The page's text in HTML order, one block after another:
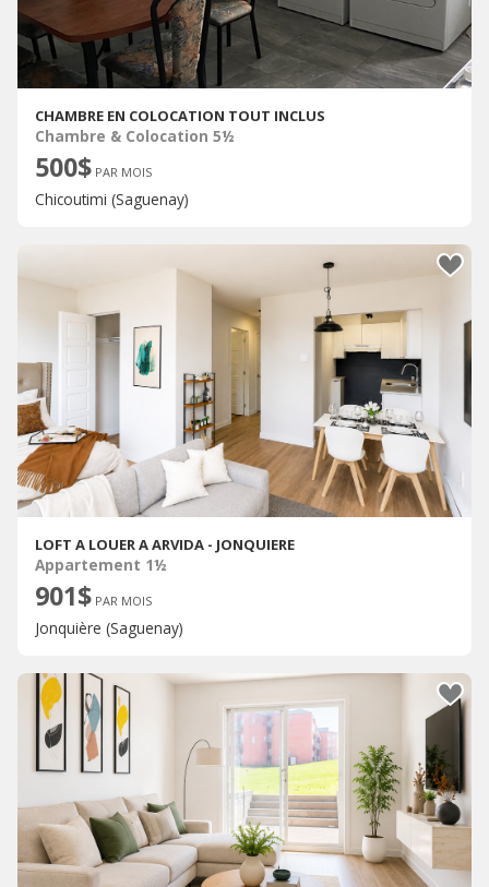
CHAMBRE EN COLOCATION TOUT INCLUS
Chambre & Colocation 5½
500$ PAR MOIS
Chicoutimi (Saguenay)
LOFT A LOUER A ARVIDA - JONQUIERE
Appartement 1½
901$ PAR MOIS
Jonquière (Saguenay)